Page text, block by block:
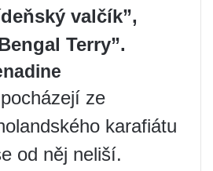
valčík”,
Terry”.
ze
karafiátu
od něj neliší.